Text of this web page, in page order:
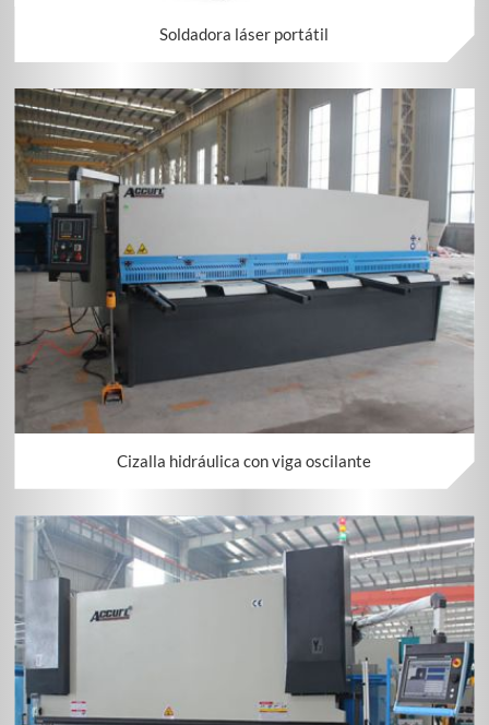
Soldadora láser portátil
Cizalla hidráulica con viga oscilante